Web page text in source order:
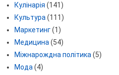
Кулінарія (141)
Культура (111)
Маркетинг(1)
Медицина (54)
Міжнарождна політика (5)
Мода (4)